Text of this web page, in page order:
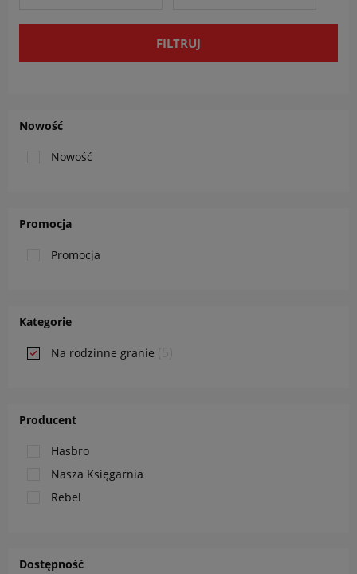
Nowość
Nowość
Promocja
Promocja
Kategorie
Na rodzinne granie
Producent
Hasbro
Nasza Księgarnia
Rebel
Dostępność
FILTRUJ